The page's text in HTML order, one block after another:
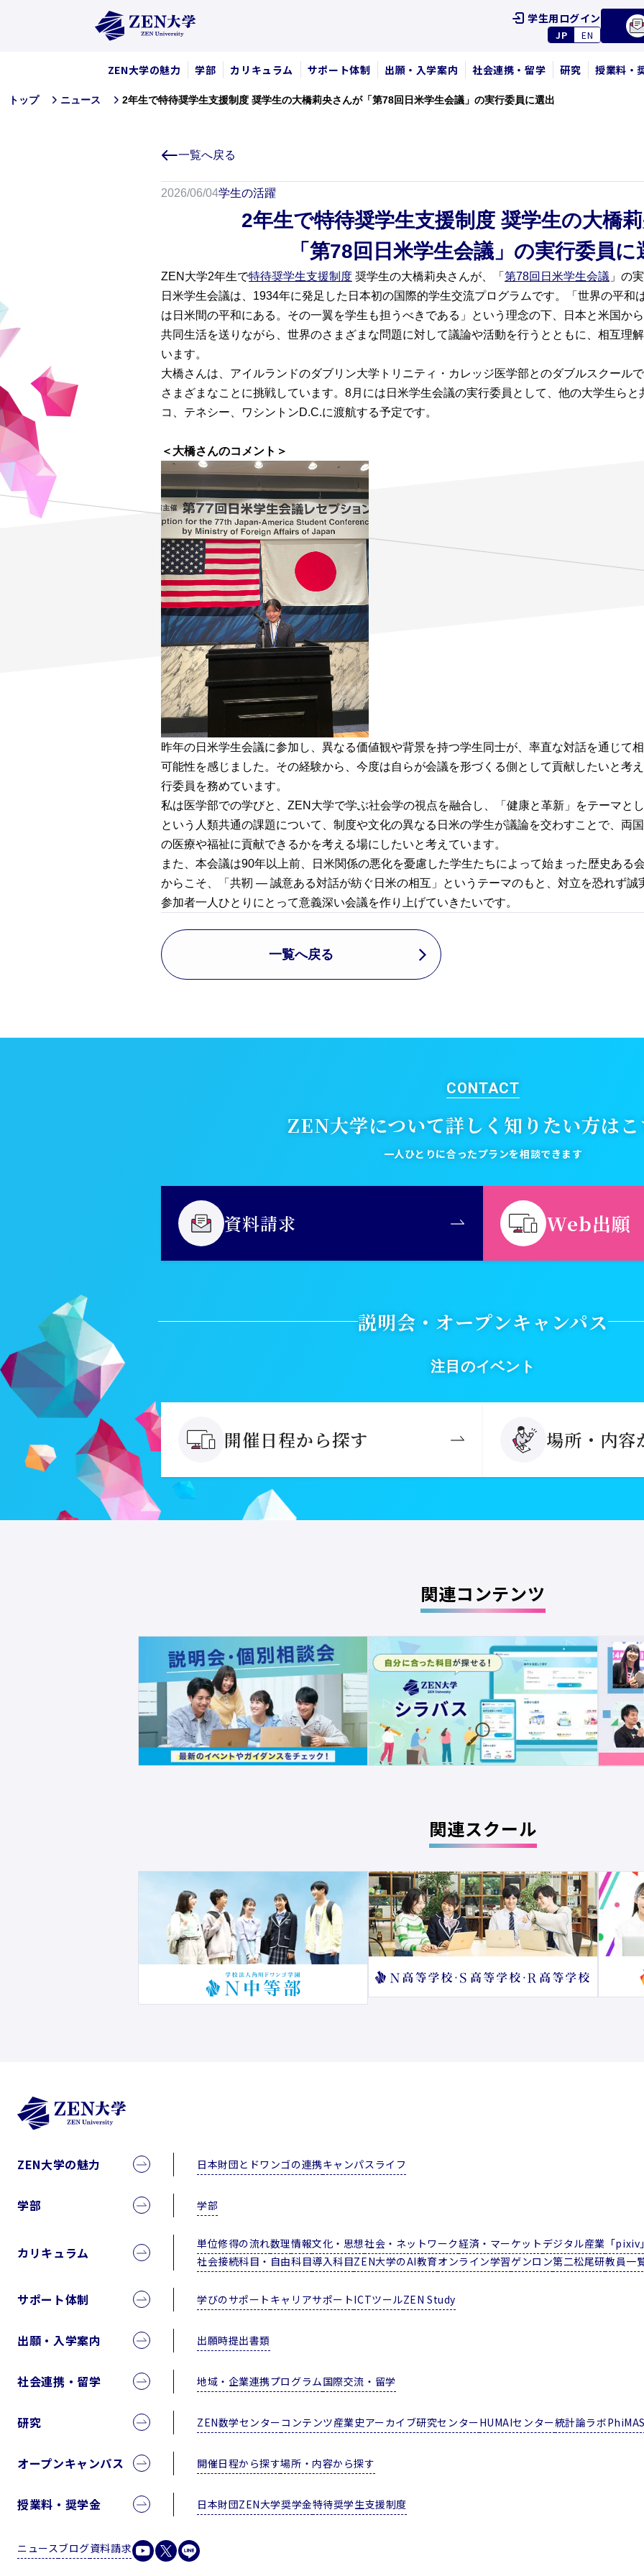
学生用ログイン
JP EN
ZEN大学の魅力 学部 カリキュラム サポート体制 出願・入学案内 社会連携・留学 研究 授業料・
トップ ニュース 2年生で特待奨学生支援制度 奨学生の大橋莉央さんが「第78回日米学生会議」の実行委員に選出
一覧へ戻る
2026/06/04学生の活躍
2年生で特待奨学生支援制度 奨学生の大橋
「第78回日米学生会議」の実行委員に
ZEN大学2年生で特待奨学生支援制度 奨学生の大橋莉央さんが、「 第78回日米学生会議 」の
日米学生会議は、1934年に発足した日本初の国際的学生交流プログラムです。「世界の平和
は日米間の平和にある。その一翼を学生も担うべきである」という理念の下、日本と米国か
共同生活を送りながら、世界のさまざまな問題に対して議論や活動を行うとともに、相互理
います。
大橋さんは、アイルランドのダブリン大学トリニティ・カレッジ医学部とのダブルスクール
さまざまなことに挑戦しています。8月には日米学生会議の実行委員として、他の大学生ら
コ、テネシー、ワシントンD.C.に渡航する予定です。
＜大橋さんのコメント＞
昨年の日米学生会議に参加し、異なる価値観や背景を持つ学生同士が、率直な対話を通じて
可能性を感じました。その経験から、今度は自らが会議を形づくる側として貢献したいと考
行委員を務めています。
私は医学部での学びと、ZEN大学で学ぶ社会学の視点を融合し、「健康と革新」をテーマと
という人類共通の課題について、制度や文化の異なる日米の学生が議論を交わすことで、両
の医療や福祉に貢献できるかを考える場にしたいと考えています。
また、本会議は90年以上前、日米関係の悪化を憂慮した学生たちによって始まった歴史ある
からこそ、「共靭 ― 誠意ある対話が紡ぐ日米の相互」というテーマのもと、対立を恐れず誠
参加者一人ひとりにとって意義深い会議を作り上げていきたいです。
一覧へ戻る
CONTACT
ZEN大学について詳しく知りたい方は
一人ひとりに合ったプランを相談できます
資料請求 Web出願
説明会・オープンキャンパス
注目のイベント
開催日程から探す 場所・内容
関連コンテンツ
関連スクール
ZEN大学の魅力 日本財団とドワンゴの連携キャンパスライフ
学部 学部
カリキュラム
単位修得の流れ数理情報文化・思想社会・ネットワーク経済・マーケット デジタル産業 「
社会接続科目・自由科目導入科目ZEN大学のAI教育オンライン学習ゲンロン第二松尾研教員一
サポート体制 学びのサポート キャリアサポートICTツールZEN Study
出願・入学案内 出願時提出書類
社会連携・留学 地域・企業連携プログラム国際交流・留学
研究 ZEN数学センターコンテンツ産業史アーカイブ研究センターHUMAIセンター統計論ラボ
オープンキャンパス 開催日程から探す場所・内容から探す
授業料・奨学金 日本財団ZEN大学奨学金特待奨学生支援制度
ニュースブログ資料請求